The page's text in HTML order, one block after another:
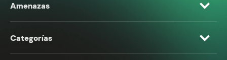
Amenazas
Categorías